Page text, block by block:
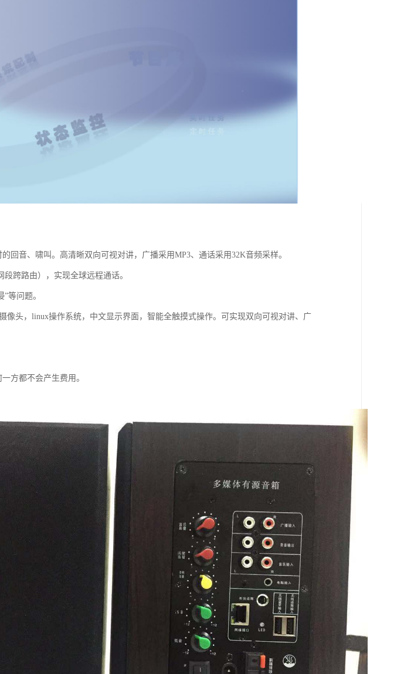
回音、啸叫。高清晰双向可视对讲，广播采用MP3、通话采用32K音频采样。
跨路由），实现全球远程通话。
等问题。
像头，linux操作系统，中文显示界面，智能全触摸式操作。可实现双向可视对讲、广
方都不会产生费用。